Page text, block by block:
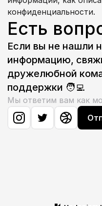
конфиденциальности.
Есть
Если вы не нашли
информацию,
дружелюбной
поддержки 🧑‍💻
Мы ответим вам как